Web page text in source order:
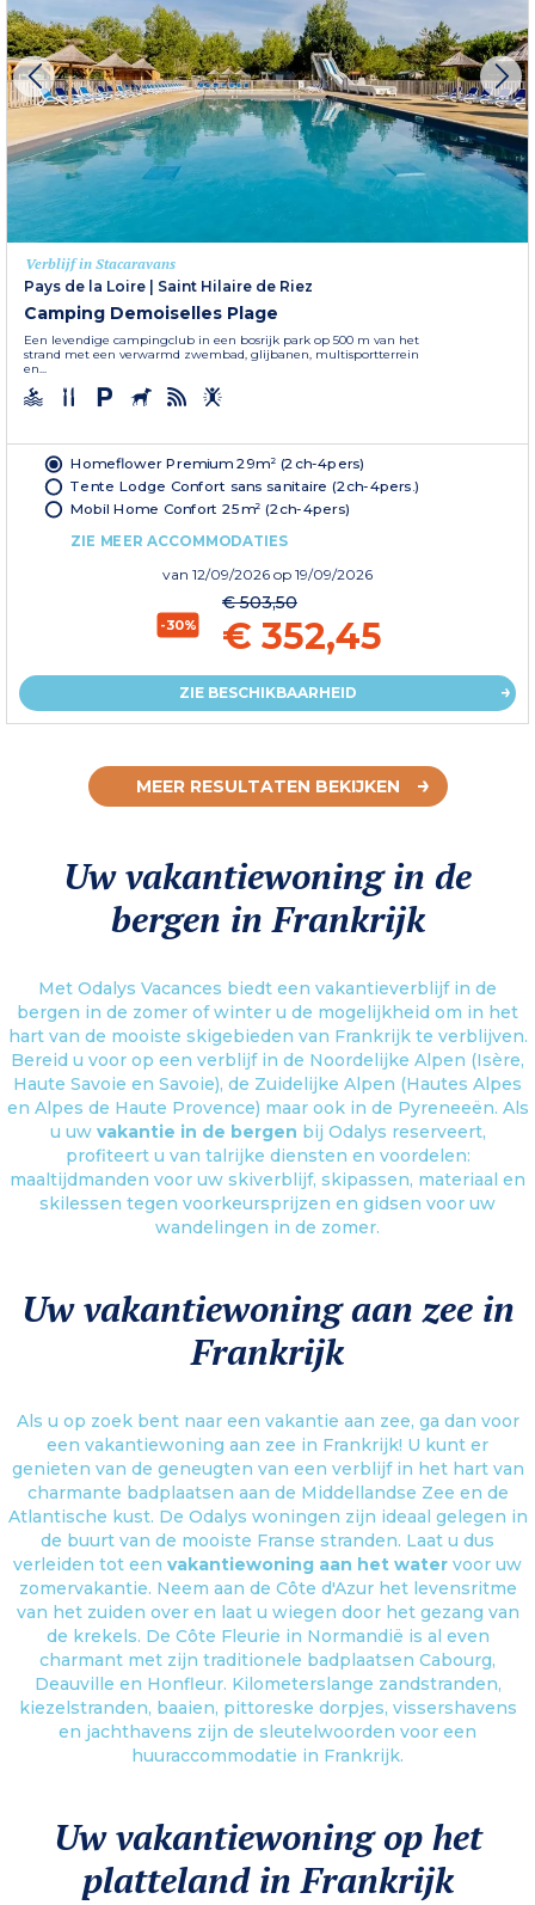
Verblijf in Stacaravans
Pays de la Loire | Saint Hilaire de Riez
Camping Demoiselles Plage
Een levendige campingclub in een bosrijk park op 500 m van het
strand met een verwarmd zwembad, glijbanen, multisportterrein
en...
Homeflower Premium 29m² (2ch-4pers)
Tente Lodge Confort sans sanitaire (2ch-4pers.)
Mobil Home Confort 25m² (2ch-4pers)
ZIE MEER ACCOMMODATIES
van 12/09/2026 op 19/09/2026
-30%
€ 503,50
€ 352,45
ZIE BESCHIKBAARHEID
MEER RESULTATEN BEKIJKEN
Uw vakantiewoning in de
bergen in Frankrijk
Met Odalys Vacances biedt een vakantieverblijf in de
bergen in de zomer of winter u de mogelijkheid om in het
hart van de mooiste skigebieden van Frankrijk te verblijven.
Bereid u voor op een verblijf in de Noordelijke Alpen (Isère,
Haute Savoie en Savoie), de Zuidelijke Alpen (Hautes Alpes
en Alpes de Haute Provence) maar ook in de Pyreneeën. Als
u uw vakantie in de bergen bij Odalys reserveert,
profiteert u van talrijke diensten en voordelen:
maaltijdmanden voor uw skiverblijf, skipassen, materiaal en
skilessen tegen voorkeursprijzen en gidsen voor uw
wandelingen in de zomer.
Uw vakantiewoning aan zee in
Frankrijk
Als u op zoek bent naar een vakantie aan zee, ga dan voor
een vakantiewoning aan zee in Frankrijk! U kunt er
genieten van de geneugten van een verblijf in het hart van
charmante badplaatsen aan de Middellandse Zee en de
Atlantische kust. De Odalys woningen zijn ideaal gelegen in
de buurt van de mooiste Franse stranden. Laat u dus
verleiden tot een vakantiewoning aan het water voor uw
zomervakantie. Neem aan de Côte d'Azur het levensritme
van het zuiden over en laat u wiegen door het gezang van
de krekels. De Côte Fleurie in Normandië is al even
charmant met zijn traditionele badplaatsen Cabourg,
Deauville en Honfleur. Kilometerslange zandstranden,
kiezelstranden, baaien, pittoreske dorpjes, vissershavens
en jachthavens zijn de sleutelwoorden voor een
huuraccommodatie in Frankrijk.
Uw vakantiewoning op het
platteland in Frankrijk